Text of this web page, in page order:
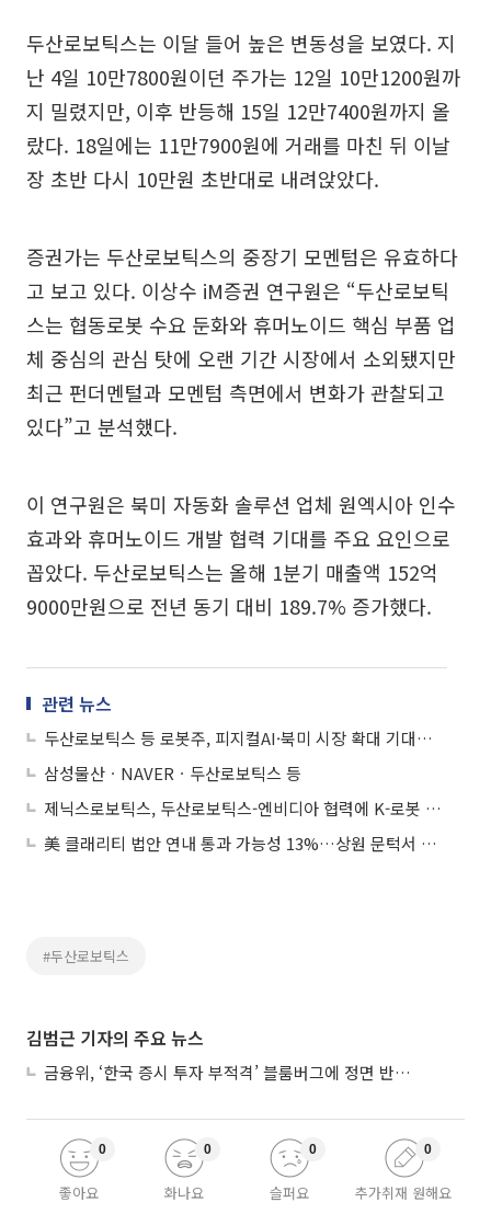
두산로보틱스는 이달 들어 높은 변동성을 보였다. 지
난 4일 10만7800원이던 주가는 12일 10만1200원까
지 밀렸지만, 이후 반등해 15일 12만7400원까지 올
랐다. 18일에는 11만7900원에 거래를 마친 뒤 이날
장 초반 다시 10만원 초반대로 내려앉았다.
증권가는 두산로보틱스의 중장기 모멘텀은 유효하다
고 보고 있다. 이상수 iM증권 연구원은 “두산로보틱
스는 협동로봇 수요 둔화와 휴머노이드 핵심 부품 업
체 중심의 관심 탓에 오랜 기간 시장에서 소외됐지만
최근 펀더멘털과 모멘텀 측면에서 변화가 관찰되고
있다”고 분석했다.
이 연구원은 북미 자동화 솔루션 업체 원엑시아 인수
효과와 휴머노이드 개발 협력 기대를 주요 요인으로
꼽았다. 두산로보틱스는 올해 1분기 매출액 152억
9000만원으로 전년 동기 대비 189.7% 증가했다.
관련 뉴스
두산로보틱스 등 로봇주, 피지컬AI·북미 시장 확대 기대감에 일제히 '폭등'
삼성물산ㆍNAVERㆍ두산로보틱스 등
제닉스로보틱스, 두산로보틱스-엔비디아 협력에 K-로봇 부상…국내 최초 70톤급 운송로봇 양산 기대감에 상승세
美 클래리티 법안 연내 통과 가능성 13%…상원 문턱서 제동
#두산로보틱스
김범근 기자의 주요 뉴스
금융위, ‘한국 증시 투자 부적격’ 블룸버그에 정면 반박…“근거 불분명”
좋아요
0
화나요
0
슬퍼요
0
추가취재 원해요
0